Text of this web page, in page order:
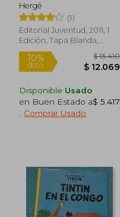
Hergé
(1)
Editorial Juventud, 2011, 1
Edición, Tapa Blanda,
Nuevo
Rápido
Disponible Usado
en Buen Estado a$ 5.417
Comprar Usado